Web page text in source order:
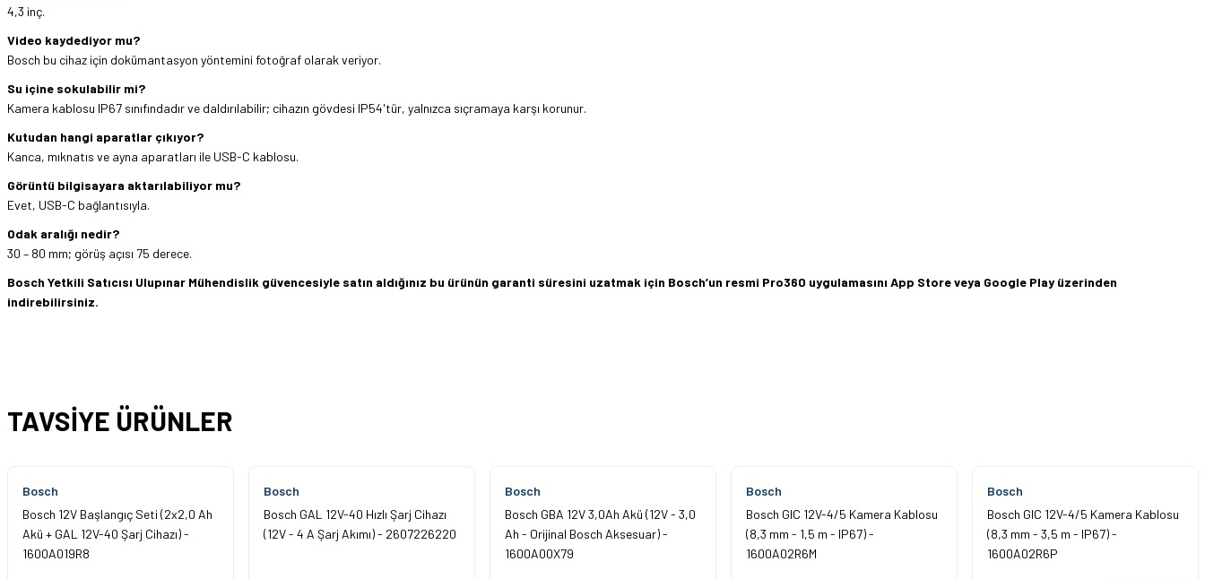
4,3 inç.
Video kaydediyor mu?
Bosch bu cihaz için dokümantasyon yöntemini fotoğraf olarak veriyor.
Su içine sokulabilir mi?
Kamera kablosu IP67 sınıfındadır ve daldırılabilir; cihazın gövdesi IP54'tür, yalnızca sıçramaya karşı korunur.
Kutudan hangi aparatlar çıkıyor?
Kanca, mıknatıs ve ayna aparatları ile USB-C kablosu.
Görüntü bilgisayara aktarılabiliyor mu?
Evet, USB-C bağlantısıyla.
Odak aralığı nedir?
30 – 80 mm; görüş açısı 75 derece.
Bosch Yetkili Satıcısı Ulupınar Mühendislik güvencesiyle satın aldığınız bu ürünün garanti süresini uzatmak için Bosch’un resmi Pro360 uygulamasını App Store veya Google Play üzerinden
indirebilirsiniz.
Ürün resmi kalitesiz, bozuk veya görüntülenemiyor.
Ürün fiyatı diğer sitelerden daha pahalı.
Bu ürüne benzer farklı alternatifler olmalı.
satışı ve alış veriş deneyimi gayet başarılı. hayırlı işler. teşekkürler.
Kesinlikle orjinal ürün, güvenerek alabilirsiniz.
TAVSİYE ÜRÜNLER
Bosch
Bosch 12V Başlangıç Seti (2x2,0 Ah
Akü + GAL 12V-40 Şarj Cihazı) -
1600A019R8
Bosch
Bosch GAL 12V-40 Hızlı Şarj Cihazı
(12V - 4 A Şarj Akımı) - 2607226220
Bosch
Bosch GBA 12V 3,0Ah Akü (12V - 3,0
Ah - Orijinal Bosch Aksesuar) -
1600A00X79
Bosch
Bosch GIC 12V-4/5 Kamera Kablosu
(8,3 mm - 1,5 m - IP67) -
1600A02R6M
Bosch
Bosch GIC 12V-4/5 Kamera Kablosu
(8,3 mm - 3,5 m - IP67) -
1600A02R6P